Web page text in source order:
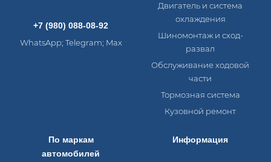
+7 (980) 088-08-92
WhatsApp; Telegram; Max
Двигатель и система
охлаждения
Шиномонтаж и сход-
развал
Обслуживание ходовой
части
Тормозная система
Кузовной ремонт
По маркам
автомобилей
Информация